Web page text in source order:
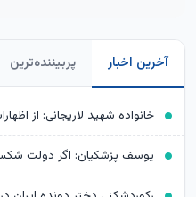
آخرین اخبار پربیننده‌ترین
یوسف پزشکیان: اگر دولت